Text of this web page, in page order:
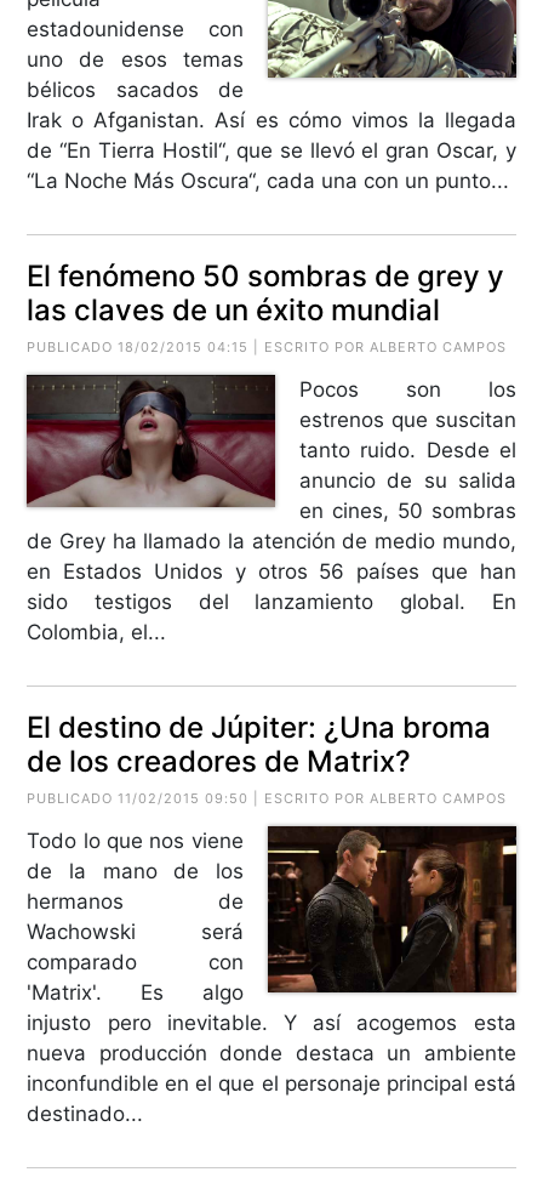
estadounidense con
uno de esos temas
bélicos sacados de
Irak o Afganistan. Así es cómo vimos la llegada
de “En Tierra Hostil“, que se llevó el gran Oscar, y
“La Noche Más Oscura“, cada una con un punto...
El fenómeno 50 sombras de grey y
las claves de un éxito mundial
PUBLICADO 18/02/2015 04:15 | ESCRITO POR ALBERTO CAMPOS
Pocos son los
estrenos que suscitan
tanto ruido. Desde el
anuncio de su salida
en cines, 50 sombras
de Grey ha llamado la atención de medio mundo,
en Estados Unidos y otros 56 países que han
sido testigos del lanzamiento global. En
Colombia, el...
El destino de Júpiter: ¿Una broma
de los creadores de Matrix?
PUBLICADO 11/02/2015 09:50 | ESCRITO POR ALBERTO CAMPOS
Todo lo que nos viene
de la mano de los
hermanos de
Wachowski será
comparado con
'Matrix'. Es algo
injusto pero inevitable. Y así acogemos esta
nueva producción donde destaca un ambiente
inconfundible en el que el personaje principal está
destinado...